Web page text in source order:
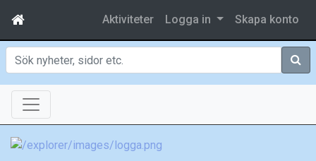
Aktiviteter Logga in Skapa konto
Sök